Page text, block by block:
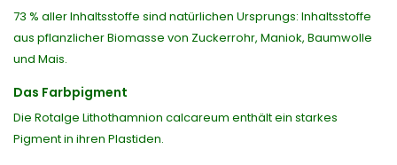
73 % aller Inhaltsstoffe sind natürlichen Ursprungs: Inhaltsstoffe
aus pflanzlicher Biomasse von Zuckerrohr, Maniok, Baumwolle
und Mais.
Das Farbpigment
Die Rotalge Lithothamnion calcareum enthält ein starkes
Pigment in ihren Plastiden.